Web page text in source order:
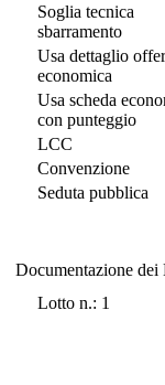
Soglia tecnica
sbarramento
Usa dettaglio
economica
Usa scheda
con punteggio
LCC
Convenzione
Seduta pubblica
Documentazione dei
Lotto n.: 1